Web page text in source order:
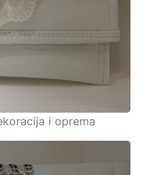
i oprema